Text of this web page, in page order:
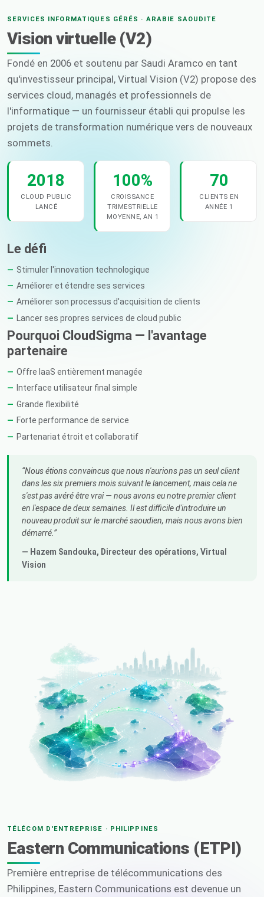
SERVICES INFORMATIQUES GÉRÉS · ARABIE SAOUDITE
Vision virtuelle (V2)
Fondé en 2006 et soutenu par Saudi Aramco en tant
qu'investisseur principal, Virtual Vision (V2) propose des
services cloud, managés et professionnels de
l'informatique — un fournisseur établi qui propulse les
projets de transformation numérique vers de nouveaux
sommets.
2018
CLOUD PUBLIC
LANCÉ
100%
CROISSANCE
TRIMESTRIELLE
MOYENNE, AN 1
70
CLIENTS EN
ANNÉE 1
Le défi
Stimuler l'innovation technologique
Améliorer et étendre ses services
Améliorer son processus d'acquisition de clients
Lancer ses propres services de cloud public
Pourquoi CloudSigma — l'avantage
partenaire
Offre IaaS entièrement managée
Interface utilisateur final simple
Grande flexibilité
Forte performance de service
Partenariat étroit et collaboratif
Nous étions convaincus que nous n'aurions pas un seul client
dans les six premiers mois suivant le lancement, mais cela ne
s'est pas avéré être vrai — nous avons eu notre premier client
en l'espace de deux semaines. Il est difficile d'introduire un
nouveau produit sur le marché saoudien, mais nous avons bien
démarré.
— Hazem Sandouka, Directeur des opérations, Virtual
Vision
TÉLÉCOM D'ENTREPRISE · PHILIPPINES
Eastern Communications (ETPI)
Première entreprise de télécommunications des
Philippines, Eastern Communications est devenue un